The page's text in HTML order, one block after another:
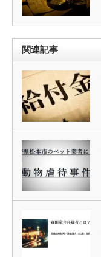
関連記事